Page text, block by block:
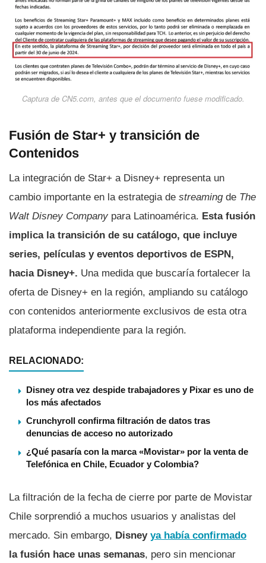
Captura de CN5.com, antes que el documento fuese modificado.
Fusión de Star+ y transición de
Contenidos
La integración de Star+ a Disney+ representa un
cambio importante en la estrategia de streamingde The
Walt Disney Company para Latinoamérica. Esta fusión
implica la transición de su catálogo, que incluye
series, películas y eventos deportivos de ESPN,
hacia Disney+. Una medida que buscaría fortalecer la
oferta de Disney+ en la región, ampliando su catálogo
con contenidos anteriormente exclusivos de esta otra
plataforma independiente para la región.
RELACIONADO:
Disney otra vez despide trabajadores y Pixar es uno de
los más afectados
Crunchyroll confirma filtración de datos tras
denuncias de acceso no autorizado
¿Qué pasaría con la marca «Movistar» por la venta de
Telefónica en Chile, Ecuador y Colombia?
La filtración de la fecha de cierre por parte de Movistar
Chile sorprendió a muchos usuarios y analistas del
mercado. Sin embargo, Disney ya había confirmado
la fusión hace unas semanas, pero sin mencionar